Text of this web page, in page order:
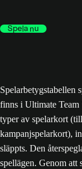
Spela nu
Spelarbetygstabellen
finns i Ultimate Team
typer av spelarkort
kampanjspelarkort),
släppts. Den
spellägen. Genom att